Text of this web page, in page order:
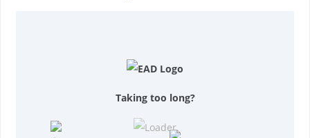
Taking too long?